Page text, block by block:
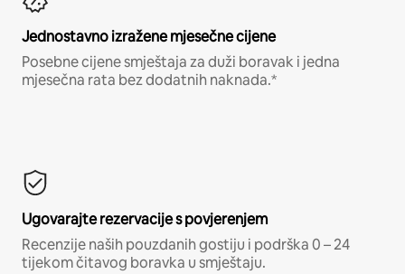
Jednostavno izražene mjesečne cijene
Posebne cijene smještaja za duži boravak i jedna
mjesečna rata bez dodatnih naknada.*
Ugovarajte rezervacije s povjerenjem
Recenzije naših pouzdanih gostiju i podrška 0 – 24
tijekom čitavog boravka u smještaju.